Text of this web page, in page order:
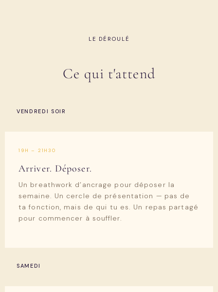
LE DÉROULÉ
Ce qui t'attend
VENDREDI SOIR
19H – 21H30
Arriver. Déposer.
Un breathwork d’ancrage pour déposer la
semaine. Un cercle de présentation — pas de
ta fonction, mais de qui tu es. Un repas partagé
pour commencer à souffler.
SAMEDI